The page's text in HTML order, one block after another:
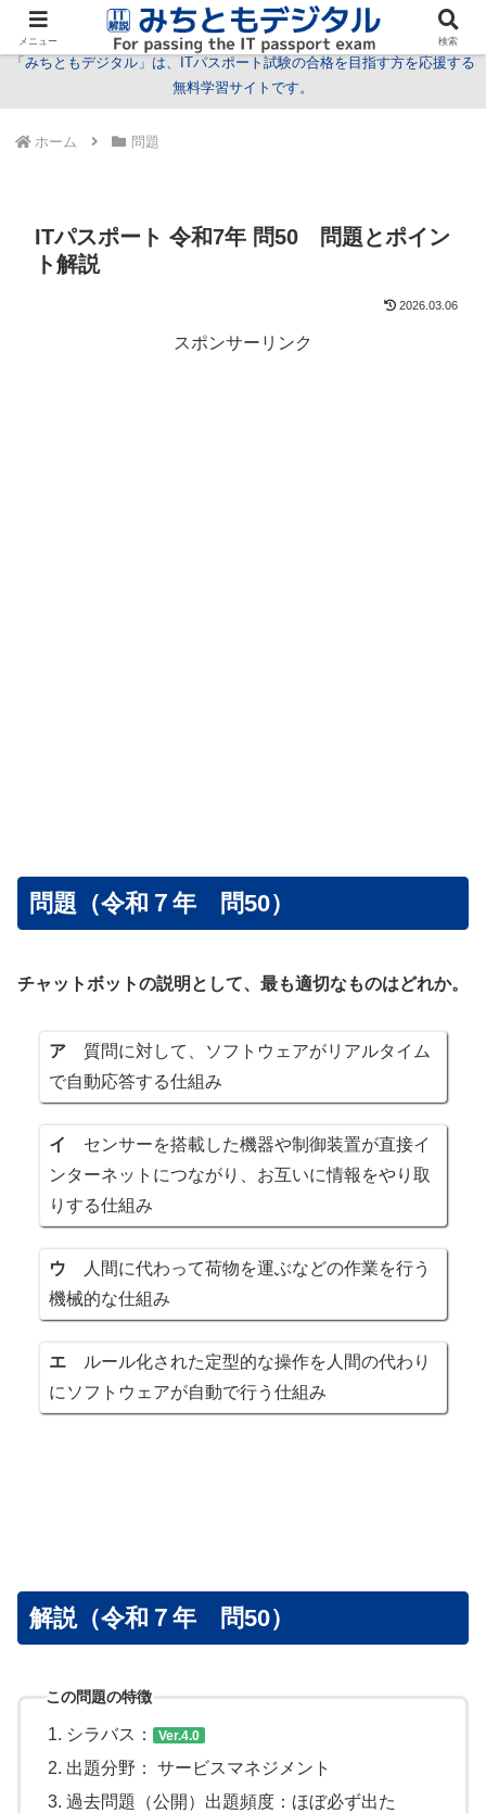
試験情報 学習方法 用語 問題 特集 お問い合わせ
「みちともデジタル」は、ITパスポート試験の合格を目指す方を応援する
無料学習サイトです。
ホーム 問題
ITパスポート 令和7年 問50 問題とポイン
ト解説
2026.03.06
スポンサーリンク
問題（令和７年 問50）
チャットボットの説明として、最も適切なものはどれか。
ア 質問に対して、ソフトウェアがリアルタイム
で自動応答する仕組み
イ
センサーを搭載した機器や制御装置が直接イ
ンターネットにつながり、お互いに情報をやり取
りする仕組み
ウ 人間に代わって荷物を運ぶなどの作業を行う
機械的な仕組み
エ ルール化された定型的な操作を人間の代わり
にソフトウェアが自動で行う仕組み
解説（令和７年 問50）
この問題の特徴
シラバス： Ver.4.0
出題分野： サービスマネジメント
過去問題（公開）出題頻度：ほぼ必ず出た
メニュー 検索